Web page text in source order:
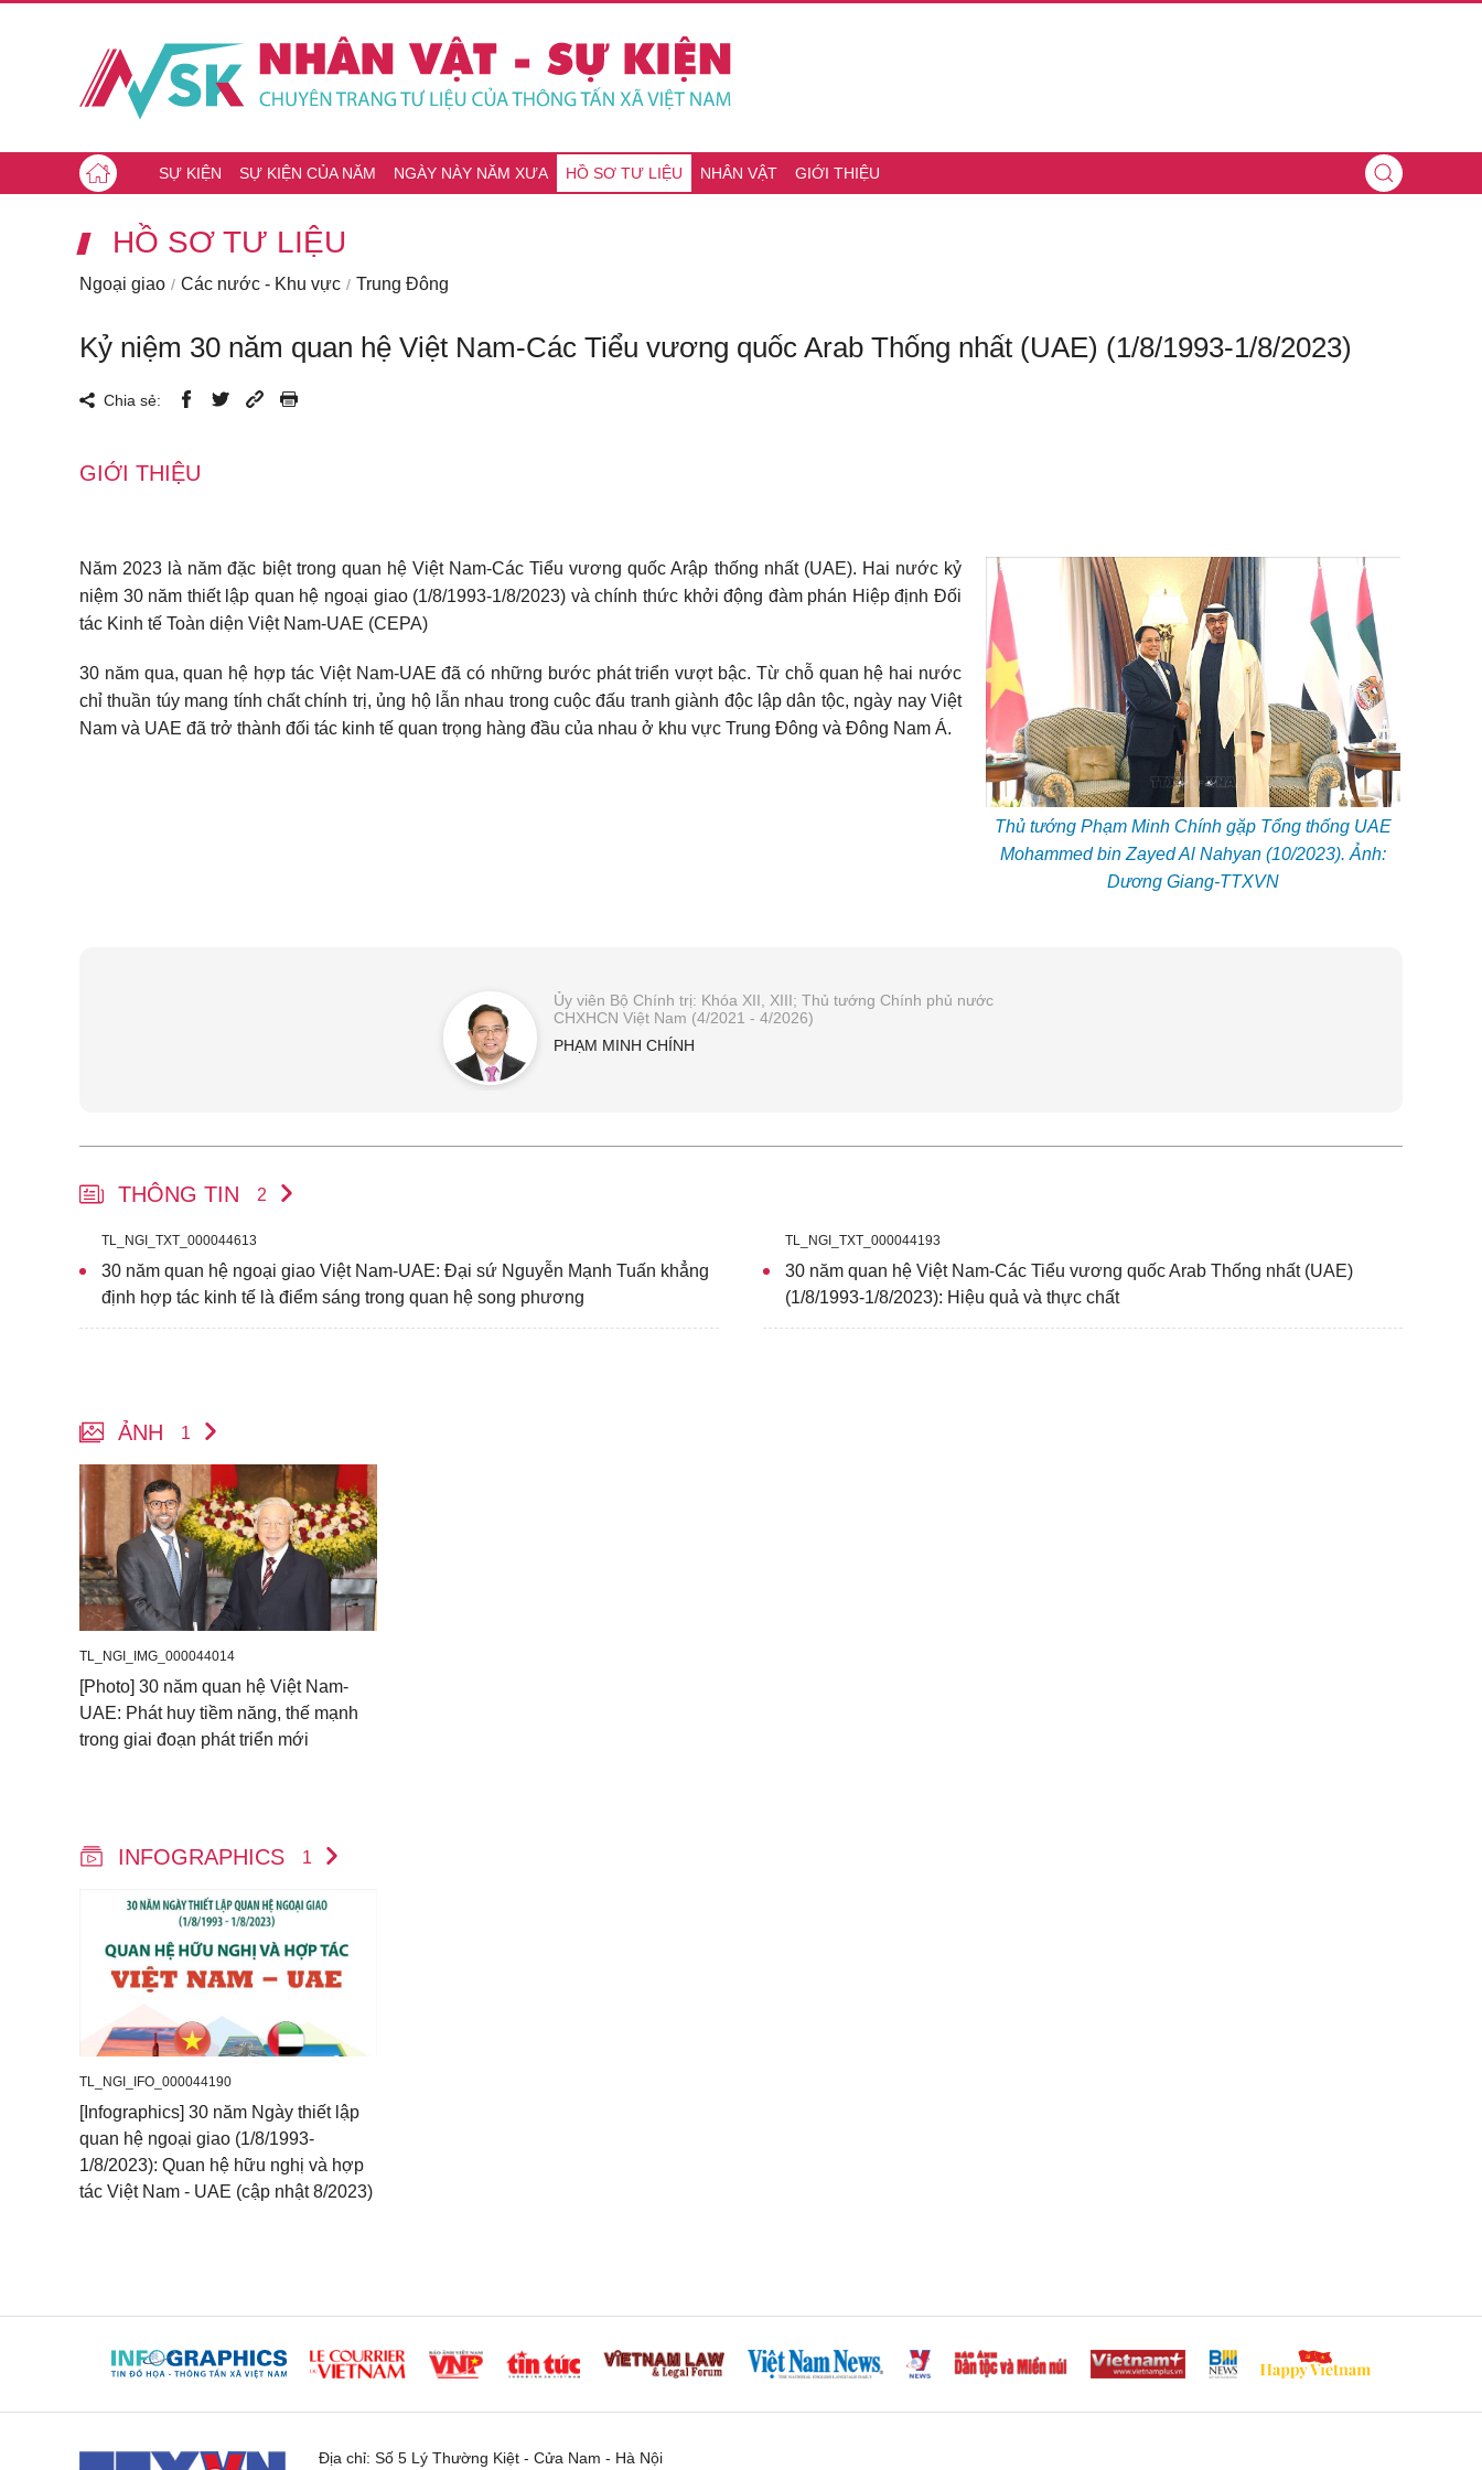
SỰ KIỆN SỰ KIỆN CỦA NĂM NGÀY NÀY NĂM XƯA HỒ SƠ TƯ LIỆU NHÂN VẬT GIỚI THIỆU
HỒ SƠ TƯ LIỆU
Ngoại giao Các nước - Khu vực Trung Đông
Kỷ niệm 30 năm quan hệ Việt Nam-Các Tiểu vương quốc Arab Thống nhất (UAE) (1/8/1993-1/8/2023)
Chia sẻ:
GIỚI THIỆU
Thủ tướng Phạm Minh Chính gặp Tổng thống UAE
Mohammed bin Zayed Al Nahyan (10/2023). Ảnh:
Dương Giang-TTXVN
Năm 2023 là năm đặc biệt trong quan hệ Việt Nam-Các Tiểu vương quốc Arập thống nhất (UAE). Hai nước kỷ
niệm 30 năm thiết lập quan hệ ngoại giao (1/8/1993-1/8/2023) và chính thức khởi động đàm phán Hiệp định Đối
tác Kinh tế Toàn diện Việt Nam-UAE (CEPA)
30 năm qua, quan hệ hợp tác Việt Nam-UAE đã có những bước phát triển vượt bậc. Từ chỗ quan hệ hai nước
chỉ thuần túy mang tính chất chính trị, ủng hộ lẫn nhau trong cuộc đấu tranh giành độc lập dân tộc, ngày nay Việt
Nam và UAE đã trở thành đối tác kinh tế quan trọng hàng đầu của nhau ở khu vực Trung Đông và Đông Nam Á.
Ủy viên Bộ Chính trị: Khóa XII, XIII; Thủ tướng Chính phủ nước
CHXHCN Việt Nam (4/2021 - 4/2026)
PHẠM MINH CHÍNH
THÔNG TIN 2
TL_NGI_TXT_000044613
30 năm quan hệ ngoại giao Việt Nam-UAE: Đại sứ Nguyễn Mạnh Tuấn khẳng
định hợp tác kinh tế là điểm sáng trong quan hệ song phương
TL_NGI_TXT_000044193
30 năm quan hệ Việt Nam-Các Tiểu vương quốc Arab Thống nhất (UAE)
(1/8/1993-1/8/2023): Hiệu quả và thực chất
ẢNH 1
TL_NGI_IMG_000044014
[Photo] 30 năm quan hệ Việt Nam-
UAE: Phát huy tiềm năng, thế mạnh
trong giai đoạn phát triển mới
INFOGRAPHICS 1
TL_NGI_IFO_000044190
[Infographics] 30 năm Ngày thiết lập
quan hệ ngoại giao (1/8/1993-
1/8/2023): Quan hệ hữu nghị và hợp
tác Việt Nam - UAE (cập nhật 8/2023)
Địa chỉ: Số 5 Lý Thường Kiệt - Cửa Nam - Hà Nội